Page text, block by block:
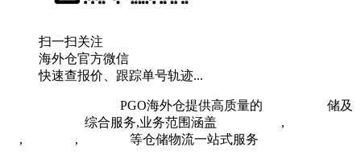
扫一扫关注
海外仓官方微信
快速查报价、跟踪单号轨迹...
PGO海外仓提供高质量的
储及
综合服务,业务范围涵盖 ,
, , 等仓储物流一站式服务